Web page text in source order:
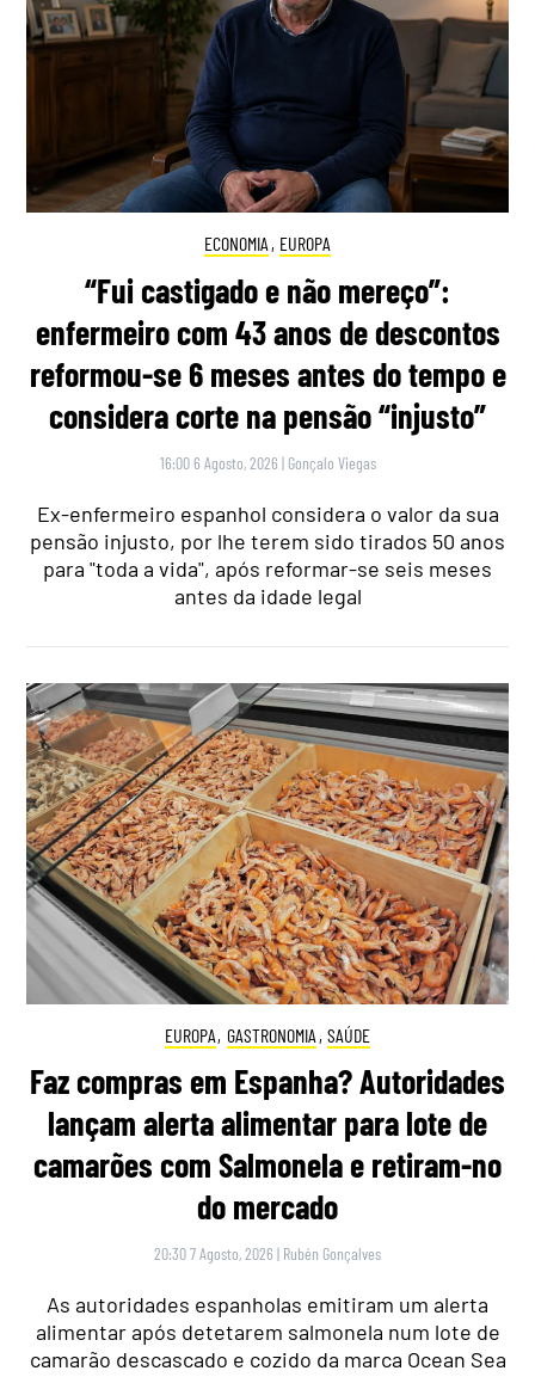
ECONOMIA , EUROPA
“Fui castigado e não mereço”:
enfermeiro com 43 anos de descontos
reformou-se 6 meses antes do tempo e
considera corte na pensão “injusto”
16:00 6 Agosto, 2026 | Gonçalo Viegas
Ex-enfermeiro espanhol considera o valor da sua
pensão injusto, por lhe terem sido tirados 50 anos
para "toda a vida", após reformar-se seis meses
antes da idade legal
EUROPA, GASTRONOMIA , SAÚDE
Faz compras em Espanha? Autoridades
lançam alerta alimentar para lote de
camarões com Salmonela e retiram-no
do mercado
20:30 7 Agosto, 2026 | Rubén Gonçalves
As autoridades espanholas emitiram um alerta
alimentar após detetarem salmonela num lote de
camarão descascado e cozido da marca Ocean Sea